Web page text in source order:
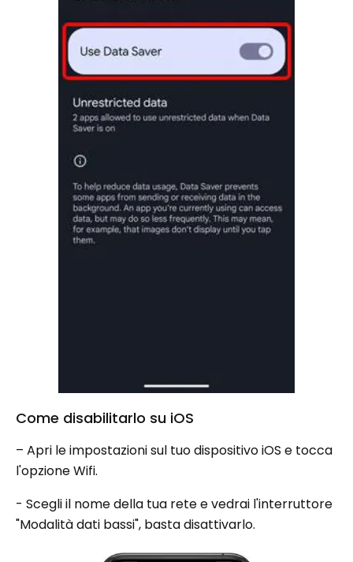
Come disabilitarlo su iOS
– Apri le impostazioni sul tuo dispositivo iOS e tocca
l'opzione Wifi.
- Scegli il nome della tua rete e vedrai l'interruttore
"Modalità dati bassi", basta disattivarlo.